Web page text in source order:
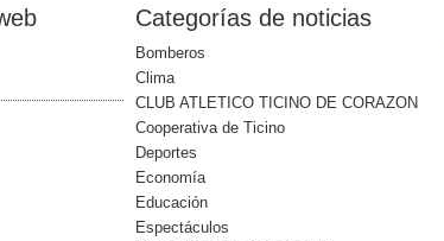
Categorías de noticias
Bomberos
Clima
CLUB ATLETICO TICINO DE CORAZON
Cooperativa de Ticino
Deportes
Economía
Educación
Espectáculos